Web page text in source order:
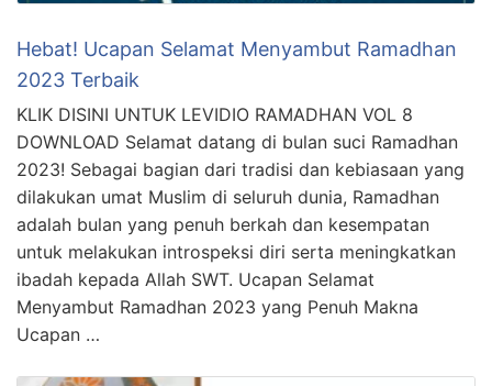
Hebat! Ucapan Selamat Menyambut Ramadhan
2023 Terbaik
KLIK DISINI UNTUK LEVIDIO RAMADHAN VOL 8
DOWNLOAD Selamat datang di bulan suci Ramadhan
2023! Sebagai bagian dari tradisi dan kebiasaan yang
dilakukan umat Muslim di seluruh dunia, Ramadhan
adalah bulan yang penuh berkah dan kesempatan
untuk melakukan introspeksi diri serta meningkatkan
ibadah kepada Allah SWT. Ucapan Selamat
Menyambut Ramadhan 2023 yang Penuh Makna
Ucapan …